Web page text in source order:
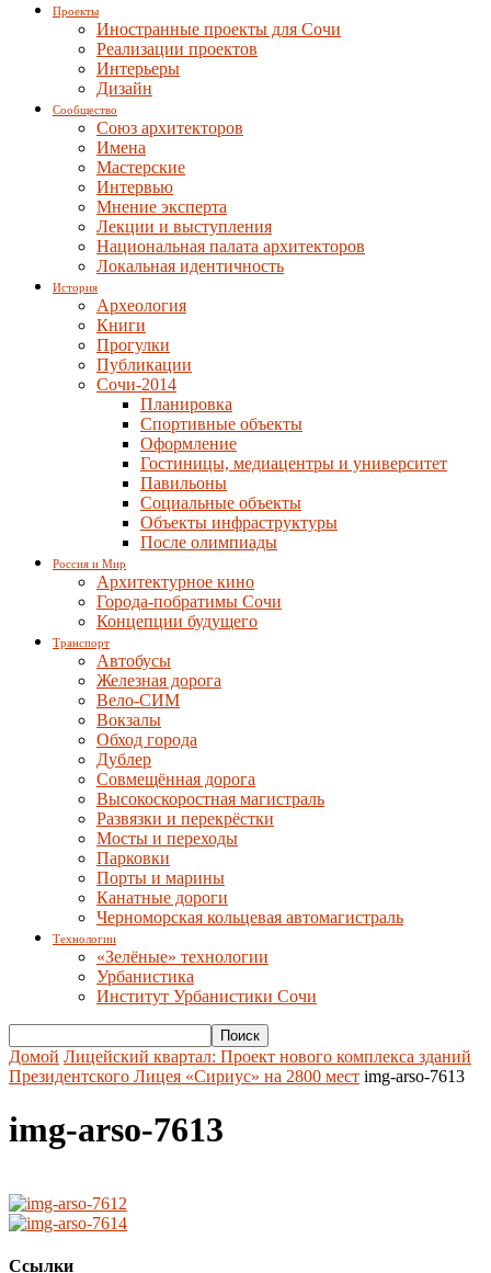
Проекты
Иностранные проекты для Сочи
Реализации проектов
Интерьеры
Дизайн
Сообщество
Союз архитекторов
Имена
Мастерские
Интервью
Мнение эксперта
Лекции и выступления
Национальная палата архитекторов
Локальная идентичность
История
Археология
Книги
Прогулки
Публикации
Сочи-2014
Планировка
Спортивные объекты
Оформление
Гостиницы, медиацентры и университет
Павильоны
Социальные объекты
Объекты инфраструктуры
После олимпиады
Россия и Мир
Архитектурное кино
Города-побратимы Сочи
Концепции будущего
Транспорт
Автобусы
Железная дорога
Вело-СИМ
Вокзалы
Обход города
Дублер
Совмещённая дорога
Высокоскоростная магистраль
Развязки и перекрёстки
Мосты и переходы
Парковки
Порты и марины
Канатные дороги
Черноморская кольцевая автомагистраль
Технологии
«Зелёные» технологии
Урбанистика
Институт Урбанистики Сочи
Домой Лицейский квартал: Проект нового комплекса зданий
Президентского Лицея «Сириус» на 2800 мест img-arso-7613
img-arso-7613
Ссылки